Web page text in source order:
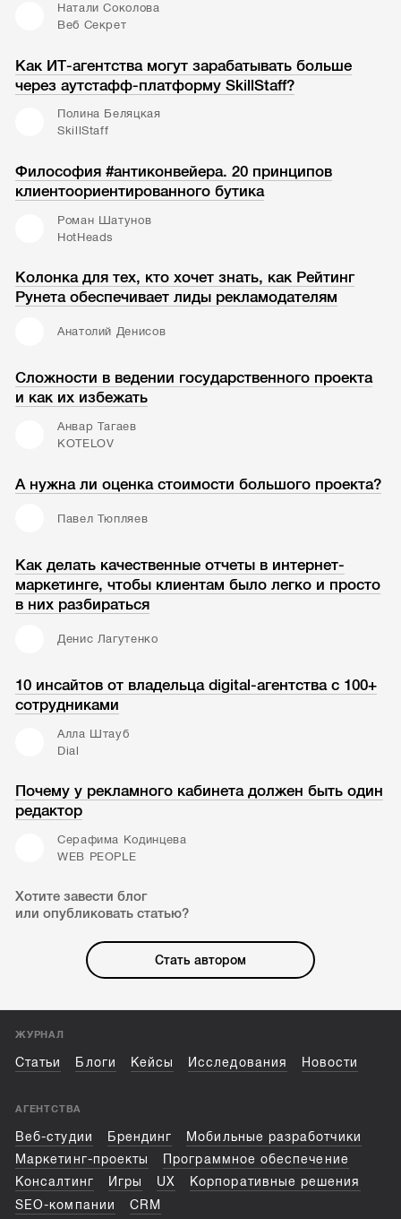
Натали Соколова
Веб Секрет
Как ИТ-агентства могут зарабатывать больше
через аутстафф-платформу SkillStaff?
Полина Беляцкая
SkillStaff
Философия #антиконвейера. 20 принципов
клиентоориентированного бутика
Роман Шатунов
HotHeads
Колонка для тех, кто хочет знать, как Рейтинг
Рунета обеспечивает лиды рекламодателям
Анатолий Денисов
Сложности в ведении государственного проекта
и как их избежать
Анвар Тагаев
KOTELOV
А нужна ли оценка стоимости большого проекта?
Павел Тюпляев
Как делать качественные отчеты в интернет-
маркетинге, чтобы клиентам было легко и просто
в них разбираться
Денис Лагутенко
10 инсайтов от владельца digital-агентства с 100+
сотрудниками
Алла Штауб
Dial
Почему у рекламного кабинета должен быть один
редактор
Серафима Кодинцева
WEB PEOPLE
Хотите завести блог
или опубликовать статью?
Стать автором
ЖУРНАЛ
Статьи Блоги Кейсы Исследования Новости
АГЕНТСТВА
Веб-студии Брендинг
Мобильные разработчики
Маркетинг-проекты
Программное обеспечение
Консалтинг
Игры UX
Корпоративные решения
SEO-компании
CRM